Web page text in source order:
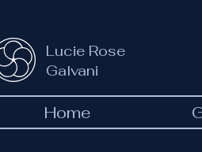
Lucie Rose
Galvani
Home